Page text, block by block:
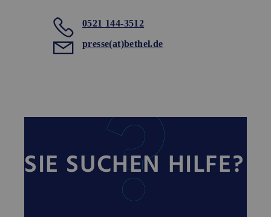
0521 144-3512
presse(at)bethel.de
SIE SUCHEN HILFE?